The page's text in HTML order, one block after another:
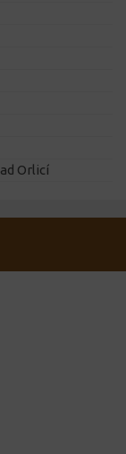
Orlicí